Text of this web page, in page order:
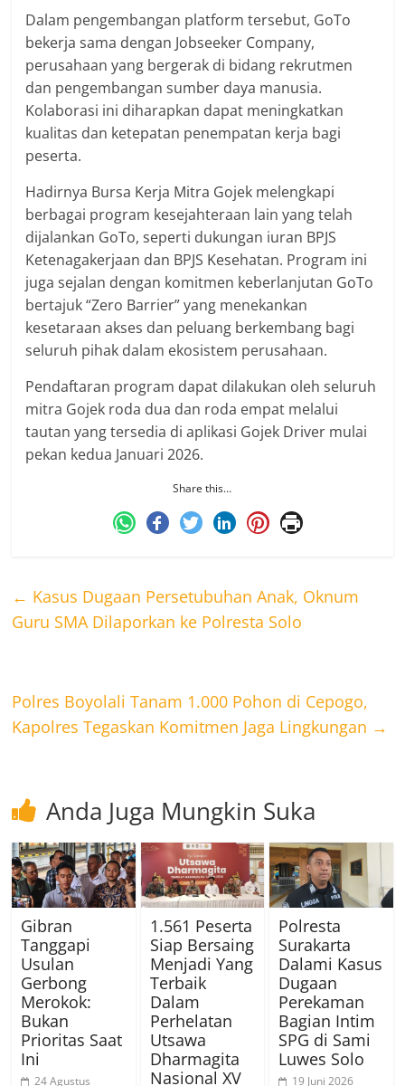
Dalam pengembangan platform tersebut, GoTo
bekerja sama dengan Jobseeker Company,
perusahaan yang bergerak di bidang rekrutmen
dan pengembangan sumber daya manusia.
Kolaborasi ini diharapkan dapat meningkatkan
kualitas dan ketepatan penempatan kerja bagi
peserta.
Hadirnya Bursa Kerja Mitra Gojek melengkapi
berbagai program kesejahteraan lain yang telah
dijalankan GoTo, seperti dukungan iuran BPJS
Ketenagakerjaan dan BPJS Kesehatan. Program ini
juga sejalan dengan komitmen keberlanjutan GoTo
bertajuk “Zero Barrier” yang menekankan
kesetaraan akses dan peluang berkembang bagi
seluruh pihak dalam ekosistem perusahaan.
Pendaftaran program dapat dilakukan oleh seluruh
mitra Gojek roda dua dan roda empat melalui
tautan yang tersedia di aplikasi Gojek Driver mulai
pekan kedua Januari 2026.
Share this…
← Kasus Dugaan Persetubuhan Anak, Oknum
Guru SMA Dilaporkan ke Polresta Solo
Polres Boyolali Tanam 1.000 Pohon di Cepogo,
Kapolres Tegaskan Komitmen Jaga Lingkungan →
Anda Juga Mungkin Suka
Gibran
Tanggapi
Usulan
Gerbong
Merokok:
Bukan
Prioritas Saat
Ini
24 Agustus
1.561 Peserta
Siap Bersaing
Menjadi Yang
Terbaik
Dalam
Perhelatan
Utsawa
Dharmagita
Nasional XV
Polresta
Surakarta
Dalami Kasus
Dugaan
Perekaman
Bagian Intim
SPG di Sami
Luwes Solo
19 Juni 2026